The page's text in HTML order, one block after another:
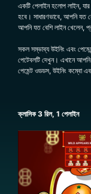
একটি পেলাইন হলোপ লাইন,
হবে। সাধারণভাবে, আপনি যত
আপনি যত বেশি লাইন খেলেন,
সকল সম্ভাব্য উইনিং এবং
পেটেবলটি দেখুন। এখানে
পেমেন্ট ওডডস, উইনিং
ক্লাসিক 3 রিল, 1 পেলাইন